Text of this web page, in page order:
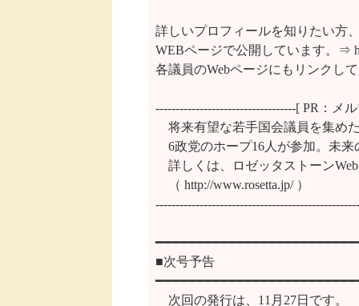
詳しいプロフィールを知りたい方
WEBページで公開しています。⇒
各議員のWebページにもリンクし
-----------------------------------[ PR：メ
将来有望な若手国会議員を集め
6政党のホープ16人が参加。未来
詳しくは、ロゼッタストーン
（ http://www.rosetta.jp/ ）
■次号予告
次回の発行は、11月27日です。